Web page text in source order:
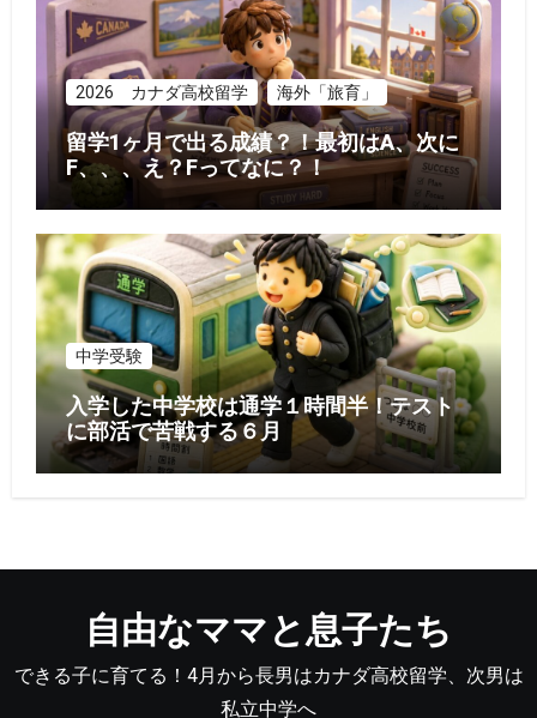
2026 カナダ高校留学 海外「旅育」
留学1ヶ月で出る成績？！最初はA、次に
F、、、え？Fってなに？！
中学受験
入学した中学校は通学１時間半！テスト
に部活で苦戦する６月
自由なママと息子たち
できる子に育てる！4月から長男はカナダ高校留学、次男は
私立中学へ